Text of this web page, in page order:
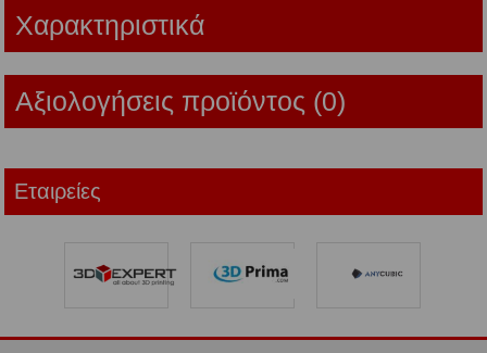
Χαρακτηριστικά
Αξιολογήσεις προϊόντος (0)
Εταιρείες